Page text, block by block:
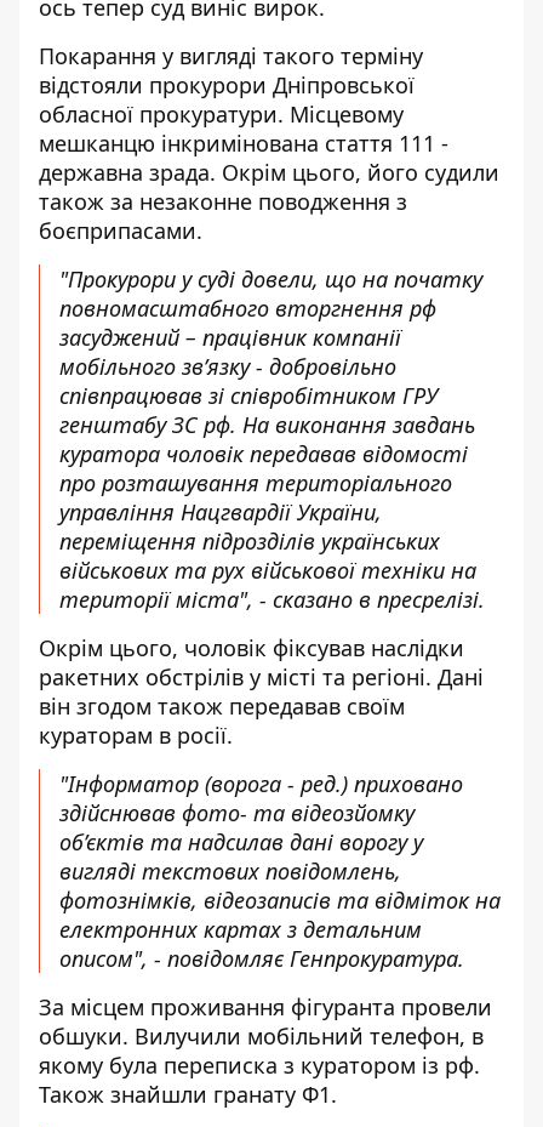
ось тепер суд виніс вирок.
Покарання у вигляді такого терміну
відстояли прокурори Дніпровської
обласної прокуратури. Місцевому
мешканцю інкримінована стаття 111 -
державна зрада. Окрім цього, його судили
також за незаконне поводження з
боєприпасами.
"Прокурори у суді довели, що на початку
повномасштабного вторгнення рф
засуджений – працівник компанії
мобільного зв’язку - добровільно
співпрацював зі співробітником ГРУ
генштабу ЗС рф. На виконання завдань
куратора чоловік передавав відомості
про розташування територіального
управління Нацгвардії України,
переміщення підрозділів українських
військових та рух військової техніки на
території міста", - сказано в пресрелізі.
Окрім цього, чоловік фіксував наслідки
ракетних обстрілів у місті та регіоні. Дані
він згодом також передавав своїм
кураторам в росії.
"Інформатор (ворога - ред.) приховано
здійснював фото- та відеозйомку
об’єктів та надсилав дані ворогу у
вигляді текстових повідомлень,
фотознімків, відеозаписів та відміток на
електронних картах з детальним
описом", - повідомляє Генпрокуратура.
За місцем проживання фігуранта провели
обшуки. Вилучили мобільний телефон, в
якому була переписка з куратором із рф.
Також знайшли гранату Ф1.